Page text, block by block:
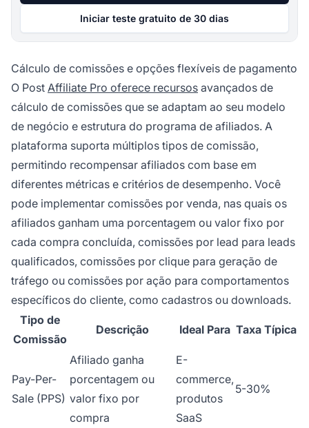
Iniciar teste gratuito de 30 dias
Cálculo de comissões e opções flexíveis de pagamento
O Post Affiliate Pro oferece recursos avançados de
cálculo de comissões que se adaptam ao seu modelo
de negócio e estrutura do programa de afiliados. A
plataforma suporta múltiplos tipos de comissão,
permitindo recompensar afiliados com base em
diferentes métricas e critérios de desempenho. Você
pode implementar comissões por venda, nas quais os
afiliados ganham uma porcentagem ou valor fixo por
cada compra concluída, comissões por lead para leads
qualificados, comissões por clique para geração de
tráfego ou comissões por ação para comportamentos
específicos do cliente, como cadastros ou downloads.
Tipo de
Comissão
Descrição Ideal Para Taxa Típica
Pay-Per-
Sale (PPS)
Afiliado ganha
porcentagem ou
valor fixo por
compra
E-
commerce,
produtos
SaaS
5-30%